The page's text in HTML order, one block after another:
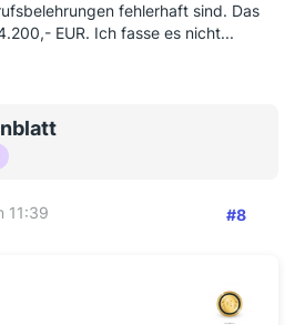
fehlerhaft sind. Das
EUR. Ich fasse es nicht...
11:39 #8